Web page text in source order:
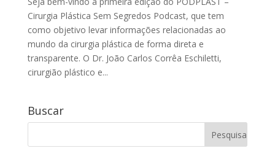
Cirurgia Plástica Sem Segredos Podcast, que tem
como objetivo levar informações relacionadas ao
mundo da cirurgia plástica de forma direta e
transparente. O Dr. João Carlos Corrêa Eschiletti,
cirurgião plástico e...
Buscar